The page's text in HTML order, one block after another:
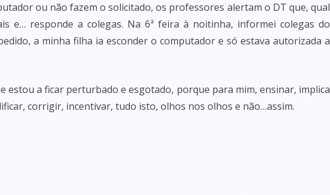
ou não fazem o solicitado, os professores alertam o DT que, qual
e… responde a colegas. Na 6ª feira à noitinha, informei colegas do
a minha filha ia esconder o computador e só estava autorizada a
estou a ficar perturbado e esgotado, porque para mim, ensinar, implica
corrigir, incentivar, tudo isto, olhos nos olhos e não…assim.